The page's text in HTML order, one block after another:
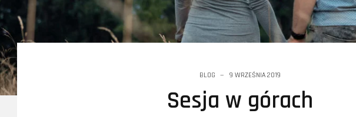
BLOG 9 WRZEŚNIA 2019
Sesja w górach